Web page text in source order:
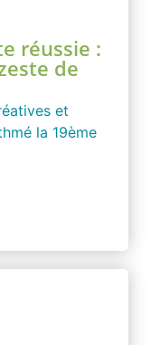
réussie :
de
et
la 19ème